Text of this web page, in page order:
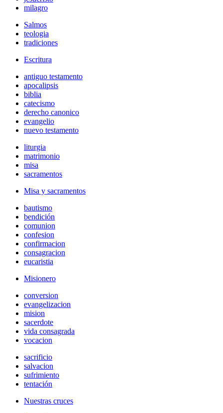
milagro
Salmos
teologia
tradiciones
Escritura
antiguo testamento
apocalipsis
biblia
catecismo
derecho canonico
evangelio
nuevo testamento
liturgia
matrimonio
misa
sacramentos
Misa y sacramentos
bautismo
bendición
comunion
confesion
confirmacion
consagracion
eucaristia
Misionero
conversion
evangelizacion
mision
sacerdote
vida consagrada
vocacion
sacrificio
salvacion
sufrimiento
tentación
Nuestras cruces